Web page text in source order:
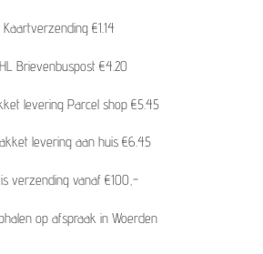
Kaartverzending €1.14
Brievenbuspost €4.20
levering Parcel shop €5.45
levering aan huis €6.45
verzending vanaf €100,-
op afspraak in Woerden